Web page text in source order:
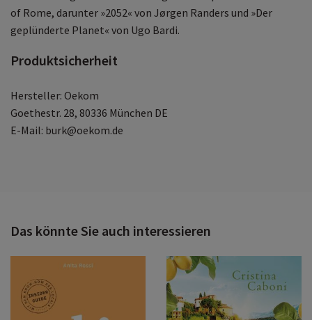
of Rome, darunter »2052« von Jørgen Randers und »Der
geplünderte Planet« von Ugo Bardi.
Produktsicherheit
Hersteller: Oekom
Goethestr. 28, 80336 München DE
E-Mail: burk@oekom.de
Das könnte Sie auch interessieren